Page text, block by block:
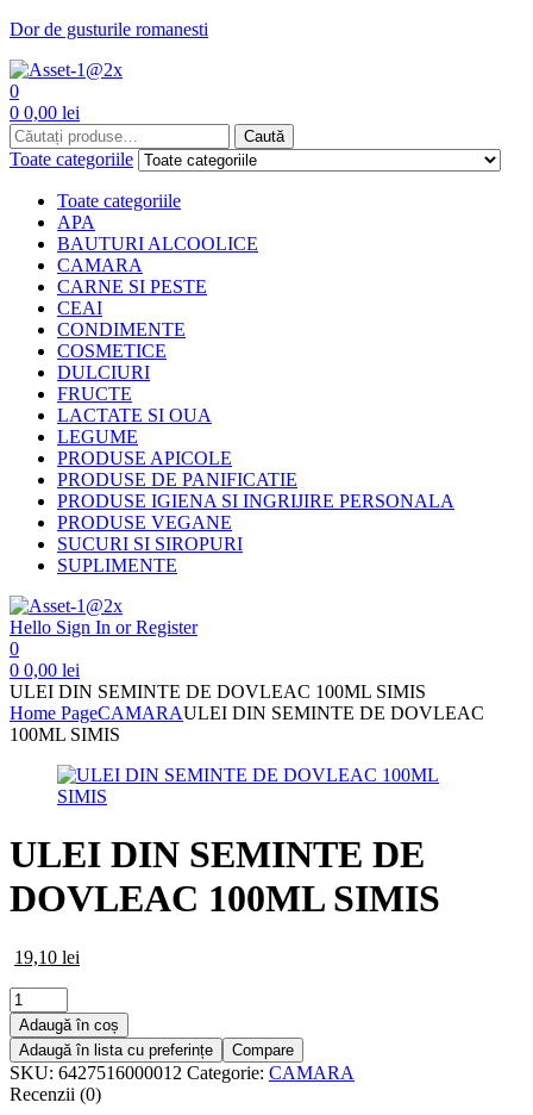
Dor de gusturile romanesti
Menu
0
0 0,00 lei
Caută
Caută
Toate categoriile
Toate categoriile
APA
BAUTURI ALCOOLICE
CAMARA
CARNE SI PESTE
CEAI
CONDIMENTE
COSMETICE
DULCIURI
FRUCTE
LACTATE SI OUA
LEGUME
PRODUSE APICOLE
PRODUSE DE PANIFICATIE
PRODUSE IGIENA SI INGRIJIRE PERSONALA
PRODUSE VEGANE
SUCURI SI SIROPURI
SUPLIMENTE
Hello Sign In or Register
0
0 0,00 lei
ULEI DIN SEMINTE DE DOVLEAC 100ML SIMIS
Home PageCAMARAULEI DIN SEMINTE DE DOVLEAC
100ML SIMIS
ULEI DIN SEMINTE DE
DOVLEAC 100ML SIMIS
19,10 lei
Cantitate
ULEI
DIN
SEMINTE
DE
DOVLEAC
Adaugă în coș
Adaugă în lista cu preferințe
Compare
SKU: 6427516000012 Categorie: CAMARA
Recenzii (0)